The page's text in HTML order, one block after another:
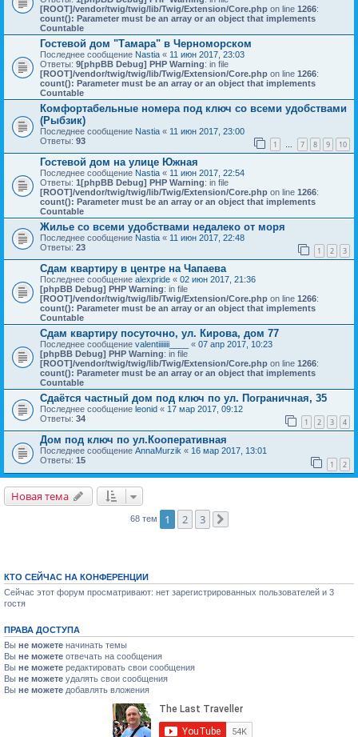
[ROOT]/vendor/twig/twig/lib/Twig/Extension/Core.php on line 1266:
count(): Parameter must be an array or an object that implements
Countable
Гостевой дом "Тамара" в Черноморском
Последнее сообщение Nastia « 11 июн 2017, 23:03
Ответы: 9[phpBB Debug] PHP Warning: in file
[ROOT]/vendor/twig/twig/lib/Twig/Extension/Core.php on line 1266:
count(): Parameter must be an array or an object that implements
Countable
Комфортабельные номера под ключ со всеми удобствами
(Рыбзик)
Последнее сообщение Nastia « 11 июн 2017, 23:00
Ответы: 93 1 … 7 8 9 10
Гостевой дом на улице Южная
Последнее сообщение Nastia « 11 июн 2017, 22:54
Ответы: 1 [phpBB Debug] PHP Warning: in file
[ROOT]/vendor/twig/twig/lib/Twig/Extension/Core.php on line 1266:
count(): Parameter must be an array or an object that implements
Countable
Жилье со всеми удобствами недалеко от моря
Последнее сообщение Nastia « 11 июн 2017, 22:48
Ответы: 23 1 2 3
Сдам квартиру в центре на Чапаева
Последнее сообщение alexpride « 02 июн 2017, 21:36
[phpBB Debug] PHP Warning: in file
[ROOT]/vendor/twig/twig/lib/Twig/Extension/Core.php on line 1266:
count(): Parameter must be an array or an object that implements
Countable
Сдам квартиру посуточно, ул. Кирова, дом 77
Последнее сообщение valentiiiiiii____ « 07 апр 2017, 10:23
[phpBB Debug] PHP Warning: in file
[ROOT]/vendor/twig/twig/lib/Twig/Extension/Core.php on line 1266:
count(): Parameter must be an array or an object that implements
Countable
Сдаётся частный дом под ключ по ул. Пограничная, 35
Последнее сообщение leonid « 17 мар 2017, 09:12
Ответы: 34 1 2 3 4
Дом под ключ по ул.Кооперативная
Последнее сообщение AnnaMurzik « 16 мар 2017, 13:01
Ответы: 15 1 2
Новая тема
68 тем 1 2 3
КТО СЕЙЧАС НА КОНФЕРЕНЦИИ
Сейчас этот форум просматривают: нет зарегистрированных пользователей и 3
гостя
ПРАВА ДОСТУПА
Вы не можете начинать темы
Вы не можете отвечать на сообщения
Вы не можете редактировать свои сообщения
Вы не можете удалять свои сообщения
Вы не можете добавлять вложения